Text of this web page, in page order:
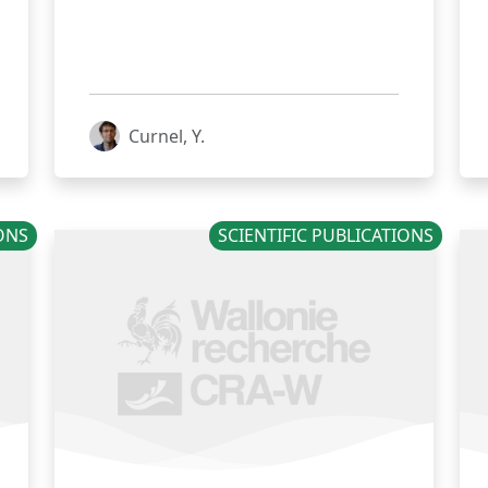
Curnel, Y.
SCIENTIFIC PUBLICATIONS